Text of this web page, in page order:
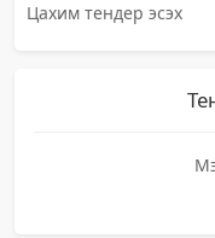
Цахим тендер эсэх